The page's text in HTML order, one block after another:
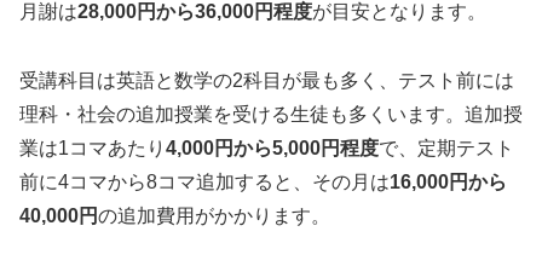
月謝は28,000円から36,000円程度が目安となります。
受講科目は英語と数学の2科目が最も多く、テスト前には
理科・社会の追加授業を受ける生徒も多くいます。追加授
業は1コマあたり 4,000円から5,000円程度で、定期テスト
前に4コマから8コマ追加すると、その月は16,000円から
40,000円の追加費用がかかります。